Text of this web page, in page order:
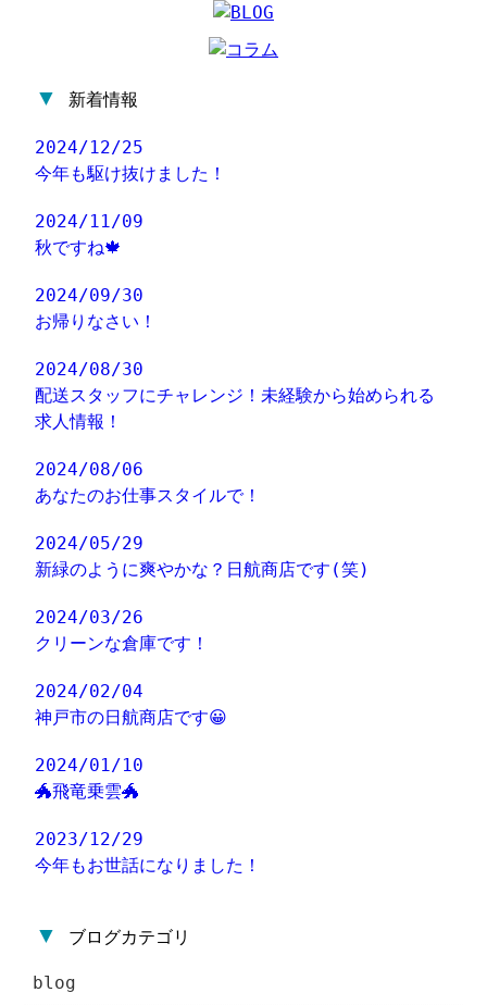
▼ 新着情報
2024/12/25
今年も駆け抜けました！
2024/11/09
秋ですね🍁
2024/09/30
お帰りなさい！
2024/08/30
配送スタッフにチャレンジ！未経験から始められる
求人情報！
2024/08/06
あなたのお仕事スタイルで！
2024/05/29
新緑のように爽やかな？日航商店です(笑)
2024/03/26
クリーンな倉庫です！
2024/02/04
神戸市の日航商店です😀
2024/01/10
🐲飛竜乗雲🐲
2023/12/29
今年もお世話になりました！
▼ ブログカテゴリ
blog